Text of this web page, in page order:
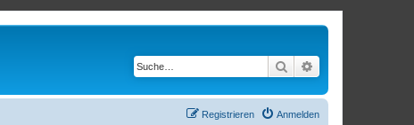
Suche
Anmelden
Registrieren